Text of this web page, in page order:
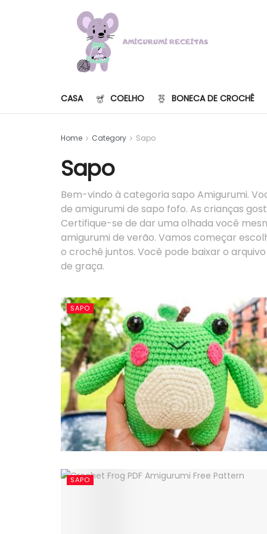
CASA COELHO BONECA DE CROCHÊ
Home Category Sapo
Sapo
Bem-vindo à categoria sapo Amigurumi.
de amigurumi de sapo fofo. As crianças
Certifique-se de dar uma olhada você
amigurumi de verão. Vamos começar
o crochê juntos. Você pode baixar o
de graça.
SAPO
SAPO